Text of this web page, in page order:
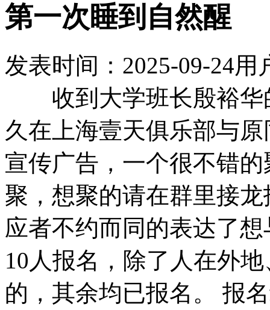
第一次睡到自然醒
发表时间： 2025-09-24用
收到大学班长殷裕华
久在上海壹天俱乐部与
宣传广告，一个很不错
聚，想聚的请在群里接
应者不约而同的表达了
10人报名，除了人在外
的，其余均已报名。 报